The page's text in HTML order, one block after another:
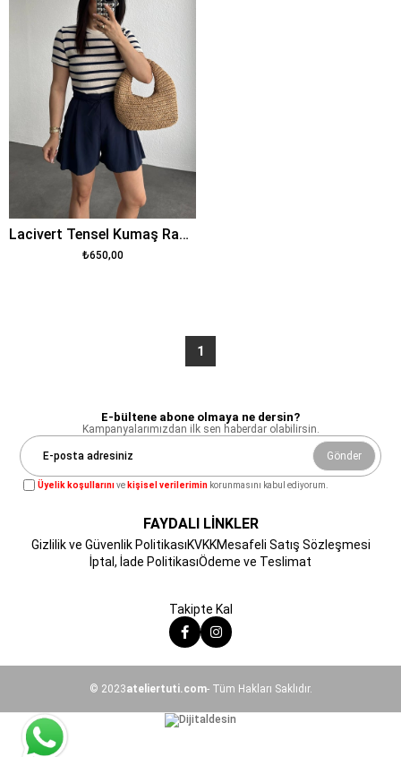
Lacivert Tensel Kumaş Rahat Kalıp Şort
₺650,00
1
E-bültene abone olmaya ne dersin?
Kampanyalarımızdan ilk sen haberdar olabilirsin.
Gönder
Üyelik koşullarınıve kişisel verilerimin korunmasını kabul ediyorum.
FAYDALI LİNKLER
Gizlilik ve Güvenlik PolitikasıKVKKMesafeli Satış Sözleşmesi
İptal, İade PolitikasıÖdeme ve Teslimat
Takipte Kal
© 2023ateliertuti.com- Tüm Hakları Saklıdır.